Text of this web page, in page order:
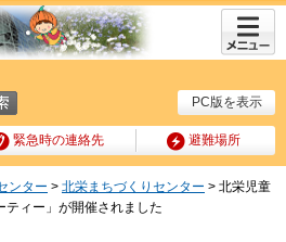
PC版を表示
緊急時の連絡先 避難場所
メニュ
ー
ンター > 北栄まちづくりセンター > 北栄児童
ティー」が開催されました